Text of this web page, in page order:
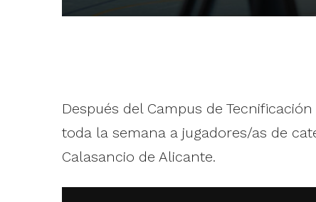
Después del Campus de
toda la semana a jugadores/as de
Calasancio de Alicante.